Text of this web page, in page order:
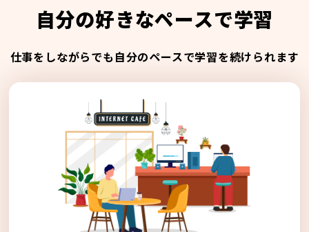
自分の好きなペースで学習
仕事をしながらでも自分のペースで学習を続けられます